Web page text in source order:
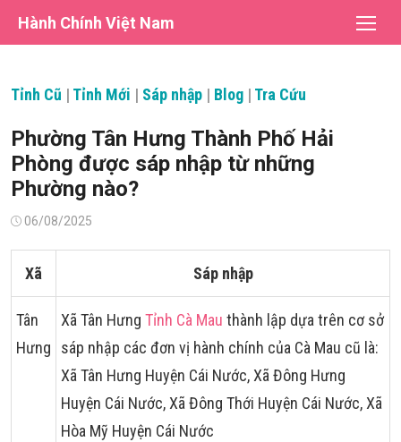
Hành Chính Việt Nam
Tỉnh Cũ | Tỉnh Mới | Sáp nhập | Blog | Tra Cứu
Phường Tân Hưng Thành Phố Hải
Phòng được sáp nhập từ những
Phường nào?
Đăng06/08/2025
Xã Sáp nhập
Tân
Hưng
Xã Tân Hưng Tỉnh Cà Mau thành lập dựa trên cơ sở
sáp nhập các đơn vị hành chính của Cà Mau cũ là:
Xã Tân Hưng Huyện Cái Nước, Xã Đông Hưng
Huyện Cái Nước, Xã Đông Thới Huyện Cái Nước, Xã
Hòa Mỹ Huyện Cái Nước